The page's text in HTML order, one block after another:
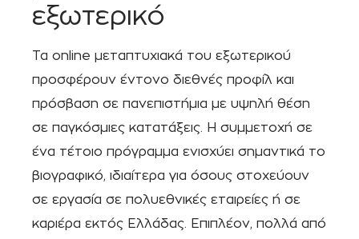
εξωτερικό
Τα online μεταπτυχιακά του εξωτερικού
προσφέρουν έντονο διεθνές προφίλ και
πρόσβαση σε πανεπιστήμια με υψηλή θέση
σε παγκόσμιες κατατάξεις. Η συμμετοχή σε
ένα τέτοιο πρόγραμμα ενισχύει σημαντικά το
βιογραφικό, ιδιαίτερα για όσους στοχεύουν
σε εργασία σε πολυεθνικές εταιρείες ή σε
καριέρα εκτός Ελλάδας. Επιπλέον, πολλά από